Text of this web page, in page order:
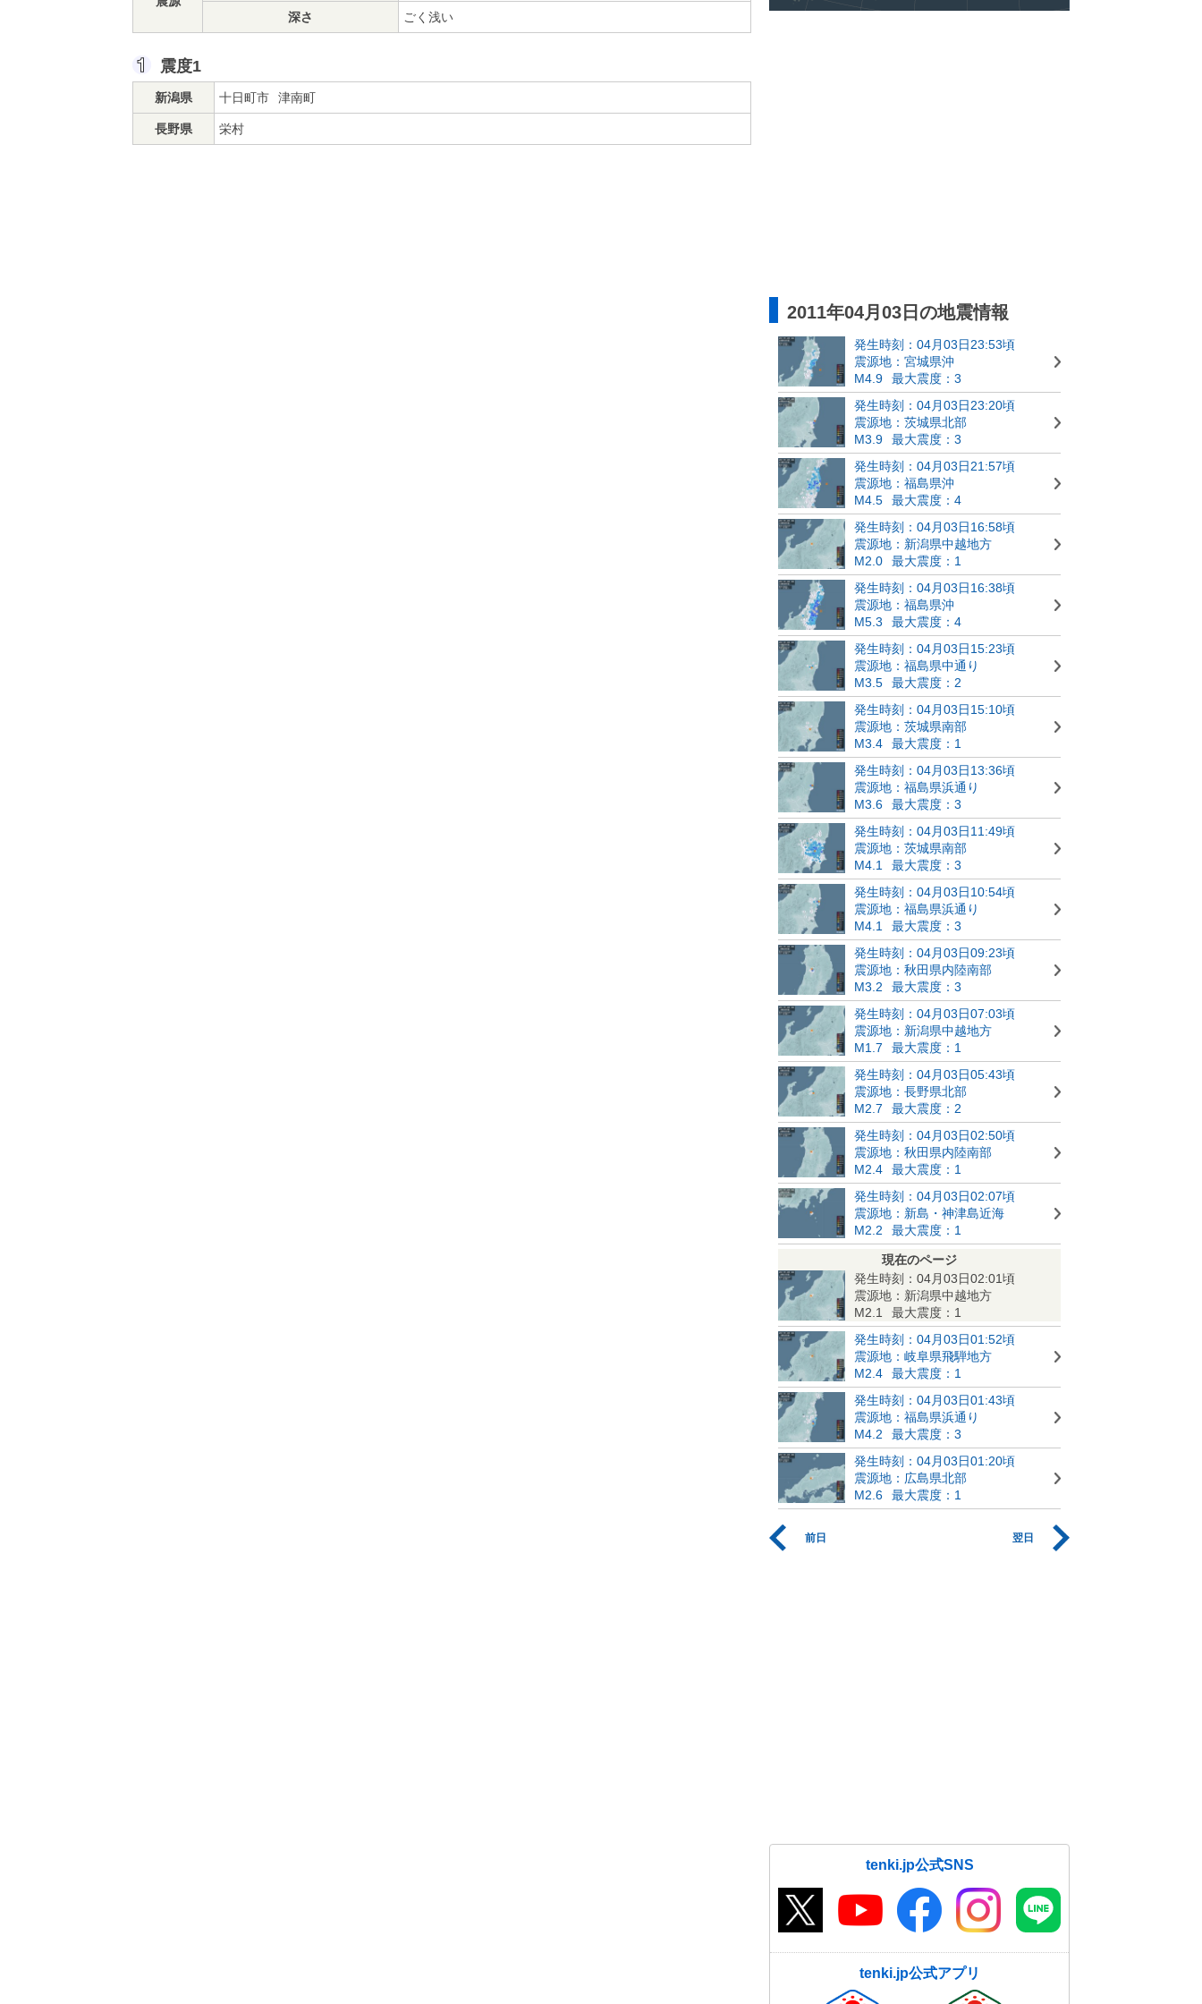
深さ
ごく浅い
震度1
新潟県 十日町市 津南町
長野県 栄村
2011年04月03日の地震情報
発生時刻：04月03日23:53頃
震源地：宮城県沖
M4.9
最大震度：3
発生時刻：04月03日23:20頃
震源地：茨城県北部
M3.9
最大震度：3
発生時刻：04月03日21:57頃
震源地：福島県沖
M4.5
最大震度：4
発生時刻：04月03日16:58頃
震源地：新潟県中越地方
M2.0
最大震度：1
発生時刻：04月03日16:38頃
震源地：福島県沖
M5.3
最大震度：4
発生時刻：04月03日15:23頃
震源地：福島県中通り
M3.5
最大震度：2
発生時刻：04月03日15:10頃
震源地：茨城県南部
M3.4
最大震度：1
発生時刻：04月03日13:36頃
震源地：福島県浜通り
M3.6
最大震度：3
発生時刻：04月03日11:49頃
震源地：茨城県南部
M4.1
最大震度：3
発生時刻：04月03日10:54頃
震源地：福島県浜通り
M4.1
最大震度：3
発生時刻：04月03日09:23頃
震源地：秋田県内陸南部
M3.2
最大震度：3
発生時刻：04月03日07:03頃
震源地：新潟県中越地方
M1.7
最大震度：1
発生時刻：04月03日05:43頃
震源地：長野県北部
M2.7
最大震度：2
発生時刻：04月03日02:50頃
震源地：秋田県内陸南部
M2.4
最大震度：1
発生時刻：04月03日02:07頃
震源地：新島・神津島近海
M2.2
最大震度：1
現在のページ
発生時刻：04月03日02:01頃
震源地：新潟県中越地方
M2.1
最大震度：1
発生時刻：04月03日01:52頃
震源地：岐阜県飛騨地方
M2.4
最大震度：1
発生時刻：04月03日01:43頃
震源地：福島県浜通り
M4.2
最大震度：3
発生時刻：04月03日01:20頃
震源地：広島県北部
M2.6
最大震度：1
前日 翌日
tenki.jp公式SNS
tenki.jp公式アプリ